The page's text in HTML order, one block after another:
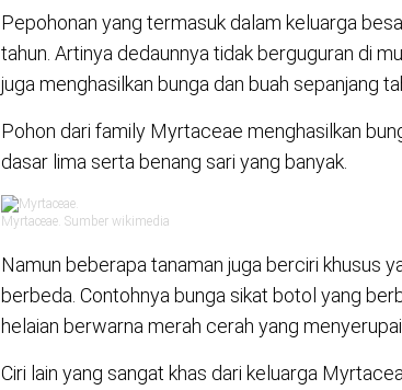
Pepohonan yang termasuk dalam keluarga
tahun. Artinya dedaunnya tidak berguguran di
juga menghasilkan bunga dan buah sepanjang
Pohon dari family Myrtaceae menghasilkan
dasar lima serta benang sari yang banyak.
Myrtaceae. Sumber wikimedia
Namun beberapa tanaman juga berciri khusus
berbeda. Contohnya bunga sikat botol yang
helaian berwarna merah cerah yang
Ciri lain yang sangat khas dari keluarga